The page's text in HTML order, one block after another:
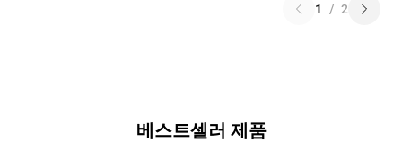
1 / 2
베스트셀러 제품